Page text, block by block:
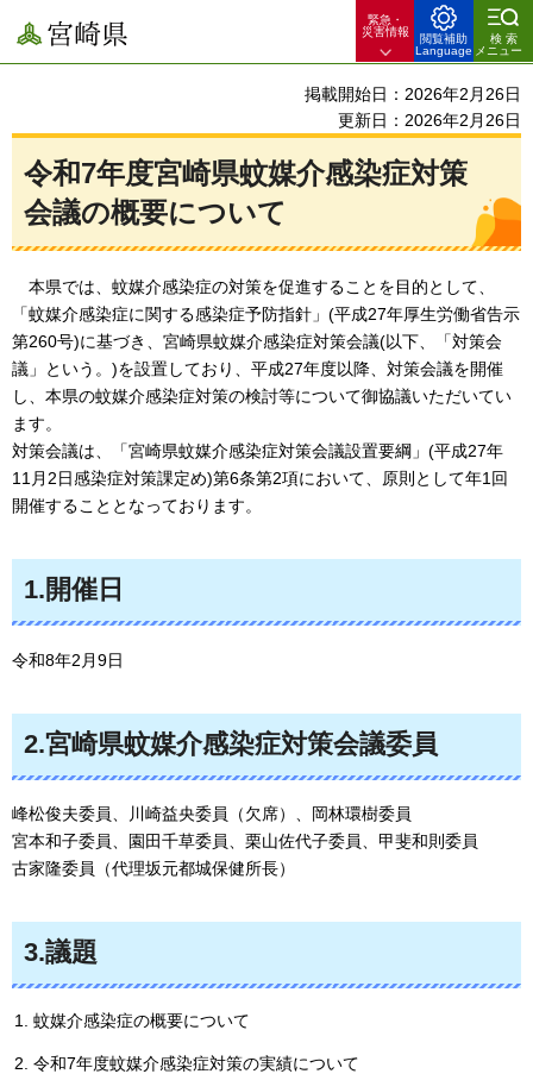
宮崎県
緊急・
災害情報
閲覧補助
Language
検索
メニュー
掲載開始日：2026年2月26日
更新日：2026年2月26日
令和7年度宮崎県蚊媒介感染症対策
会議の概要について
本県では、蚊媒介感染症の対策を促進することを目的として、
「蚊媒介感染症に関する感染症予防指針」(平成27年厚生労働省告示
第260号)に基づき、宮崎県蚊媒介感染症対策会議(以下、「対策会
議」という。)を設置しており、平成27年度以降、対策会議を開催
し、本県の蚊媒介感染症対策の検討等について御協議いただいてい
ます。
対策会議は、「宮崎県蚊媒介感染症対策会議設置要綱」(平成27年
11月2日感染症対策課定め)第6条第2項において、原則として年1回
開催することとなっております。
1.開催日
令和8年2月9日
2.宮崎県蚊媒介感染症対策会議委員
峰松俊夫委員、川崎益央委員（欠席）、岡林環樹委員
宮本和子委員、園田千草委員、栗山佐代子委員、甲斐和則委員
古家隆委員（代理坂元都城保健所長）
3.議題
蚊媒介感染症の概要について
令和7年度蚊媒介感染症対策の実績について